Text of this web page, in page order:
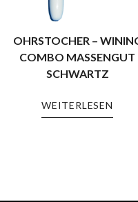
OHRSTOCHER –
COMBO MASSENGUT
SCHWARTZ
WEITERLESEN